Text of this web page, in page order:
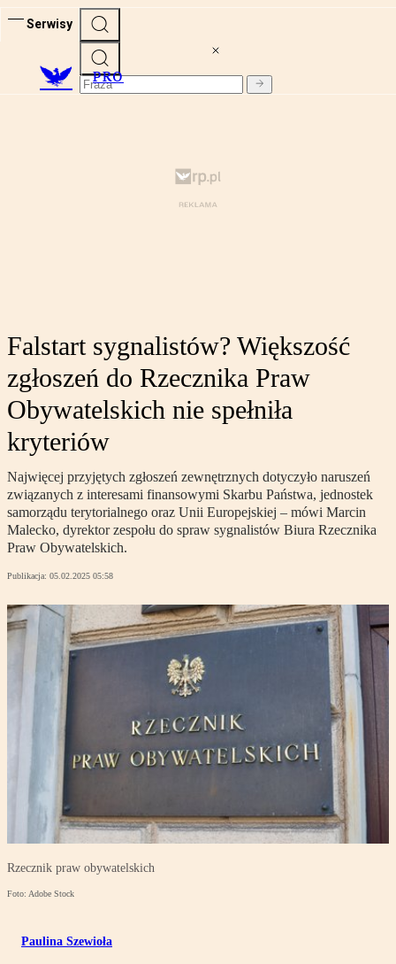
Serwisy
PRO
Falstart sygnalistów? Większość
zgłoszeń do Rzecznika Praw
Obywatelskich nie spełniła
kryteriów
Najwięcej przyjętych zgłoszeń zewnętrznych dotyczyło naruszeń
związanych z interesami finansowymi Skarbu Państwa, jednostek
samorządu terytorialnego oraz Unii Europejskiej – mówi Marcin
Malecko, dyrektor zespołu do spraw sygnalistów Biura Rzecznika
Praw Obywatelskich.
Publikacja: 05.02.2025 05:58
Rzecznik praw obywatelskich
Foto: Adobe Stock
Paulina Szewioła